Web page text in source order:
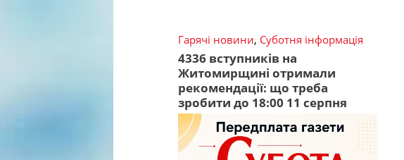
Гарячі новини, Суботня інформація
4336 вступників на
Житомирщині отримали
рекомендації: що треба
зробити до 18:00 11 серпня